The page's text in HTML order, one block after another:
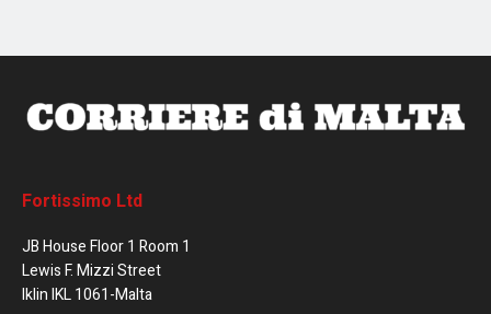
Fortissimo Ltd
JB House Floor 1 Room 1
Lewis F. Mizzi Street
Iklin IKL 1061-Malta